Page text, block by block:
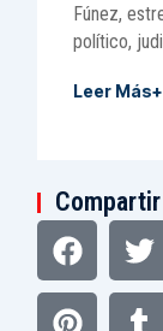
Fúnez,
político,
Leer Más+
Compartir